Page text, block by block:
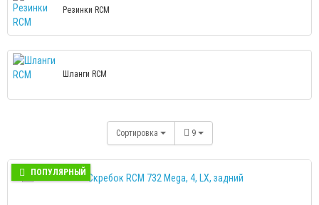
Резинки RCM
Шланги RCM
Сортировка 9
ПОПУЛЯРНЫЙ